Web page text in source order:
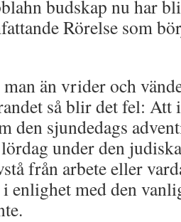
budskap nu har
Rörelse som
än vrider och
så blir det fel: Att
den sjundedags
under den
från arbete eller
i enlighet med den